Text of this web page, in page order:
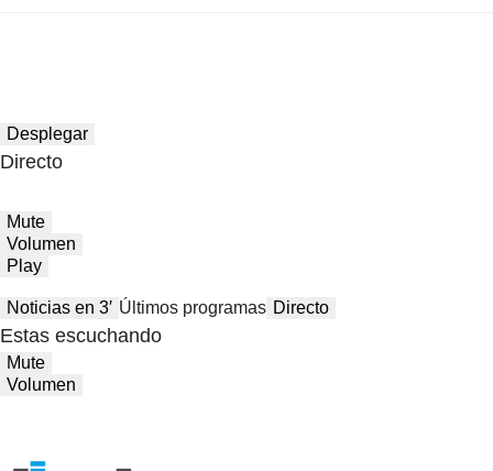
Desplegar
Directo
Mute
Volumen
Play
Noticias en 3′ Últimos programas Directo
Estas escuchando
Mute
Volumen